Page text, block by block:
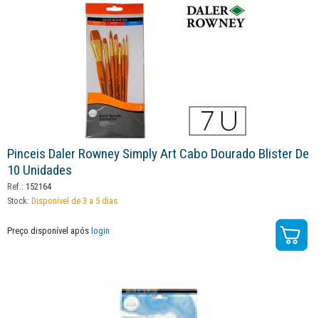
Pinceis Daler Rowney Simply Art Cabo Dourado Blister De
10 Unidades
Ref.: 152164
Stock: Disponível de 3 a 5 dias
Preço disponível após login